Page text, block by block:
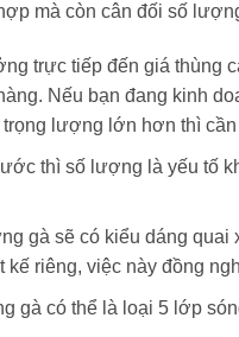
mà còn cân đối số
trực tiếp đến giá thùng
Nếu bạn đang kinh
lượng lớn hơn thì
thì số lượng là yếu tố
gà sẽ có kiểu dáng
kế riêng, việc này đồng
gà có thể là loại 5 lớp